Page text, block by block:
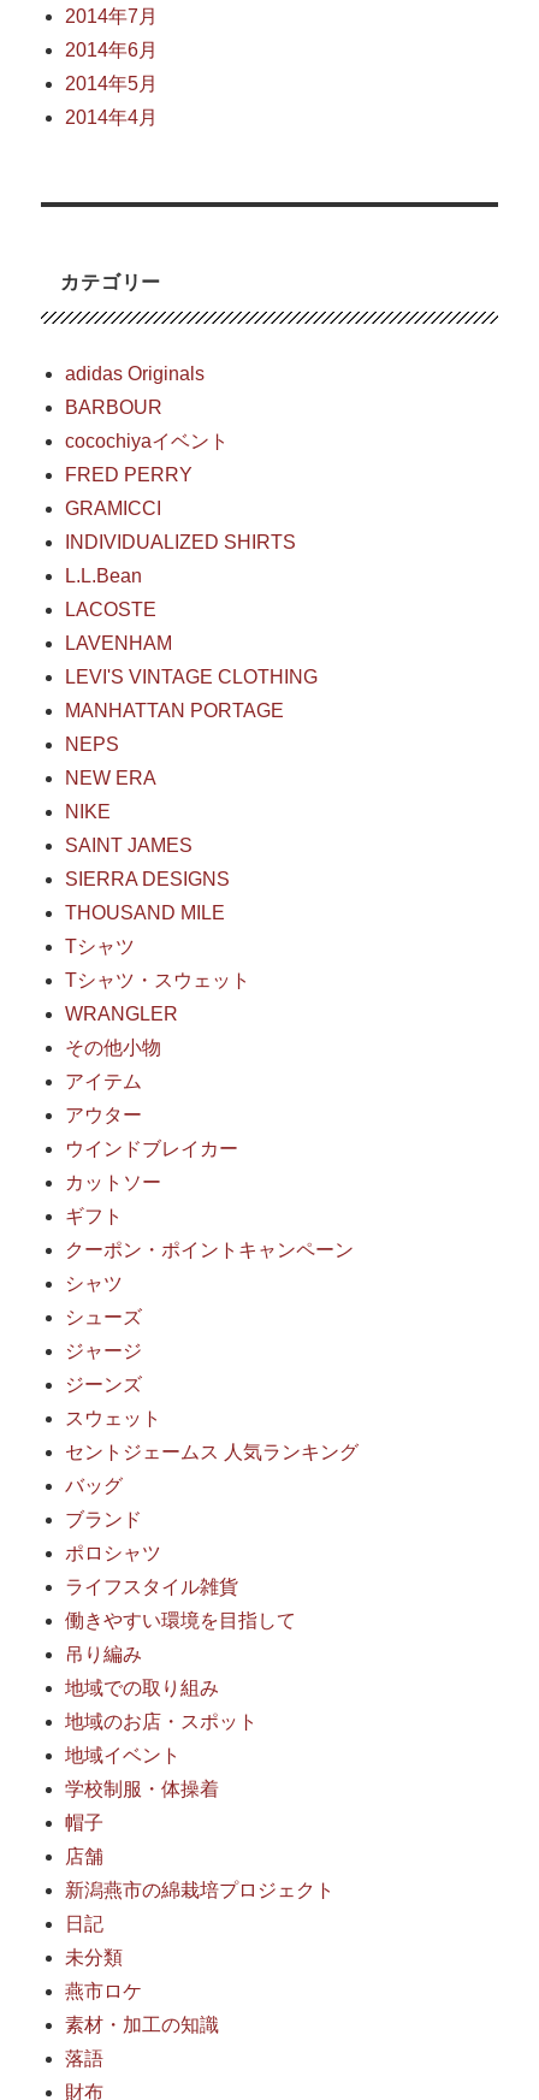
2014年7月
2014年6月
2014年5月
2014年4月
カテゴリー
adidas Originals
BARBOUR
cocochiyaイベント
FRED PERRY
GRAMICCI
INDIVIDUALIZED SHIRTS
L.L.Bean
LACOSTE
LAVENHAM
LEVI'S VINTAGE CLOTHING
MANHATTAN PORTAGE
NEPS
NEW ERA
NIKE
SAINT JAMES
SIERRA DESIGNS
THOUSAND MILE
Tシャツ
Tシャツ・スウェット
WRANGLER
その他小物
アイテム
アウター
ウインドブレイカー
カットソー
ギフト
クーポン・ポイントキャンペーン
シャツ
シューズ
ジャージ
ジーンズ
スウェット
セントジェームス 人気ランキング
バッグ
ブランド
ポロシャツ
ライフスタイル雑貨
働きやすい環境を目指して
吊り編み
地域での取り組み
地域のお店・スポット
地域イベント
学校制服・体操着
帽子
店舗
新潟燕市の綿栽培プロジェクト
日記
未分類
燕市ロケ
素材・加工の知識
落語
財布